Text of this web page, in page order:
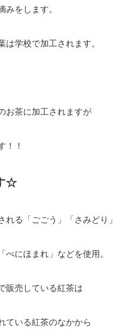
みをします。
学校で加工されます。
お茶に加工されますが
！！
☆
る「ごごう」「さみどり」
べにほまれ」などを使用。
販売している紅茶は
ている紅茶のなかから